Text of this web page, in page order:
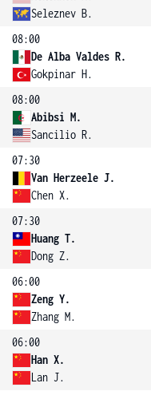
Seleznev B.
08:00
De Alba Valdes R.
Gokpinar H.
08:00
Abibsi M.
Sancilio R.
07:30
Van Herzeele J.
Chen X.
07:30
Huang T.
Dong Z.
06:00
Zeng Y.
Zhang M.
06:00
Han X.
Lan J.